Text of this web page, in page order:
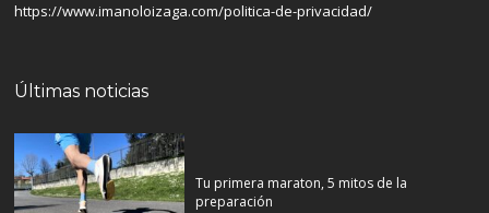
https://www.imanoloizaga.com/politica-de-privacidad/
Últimas noticias
Tu primera maraton, 5 mitos de la
preparación